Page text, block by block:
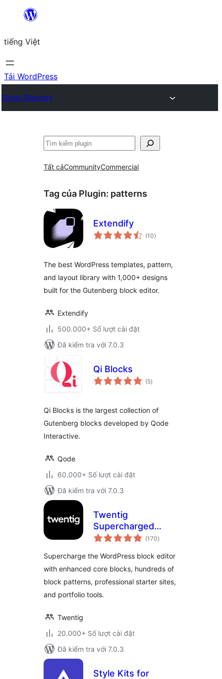
Chuyển
phần
nội
dung
tiếng Việt
Tải WordPress
Plugin Directory
Tìm
Tất cảCommunityCommercial
Tag của Plugin: patterns
Extendify
(10tổng
đánh
)
The best WordPress templates, pattern,
and layout library with 1,000+ designs
built for the Gutenberg block editor.
Extendify
500.000+ Số lượt cài đặt
Đã kiểm tra với 7.0.3
Qi Blocks
(5tổng
đánh
)
Qi Blocks is the largest collection of
Gutenberg blocks developed by Qode
Interactive.
Qode
60.000+ Số lượt cài đặt
Đã kiểm tra với 7.0.3
Twentig
Supercharged
Block Editor –
Starter Sites,
Portfolio
(170tổng
đánh
)
Supercharge the WordPress block editor
with enhanced core blocks, hundreds of
block patterns, professional starter sites,
and portfolio tools.
Twentig
20.000+ Số lượt cài đặt
Đã kiểm tra với 7.0.3
Style Kits for